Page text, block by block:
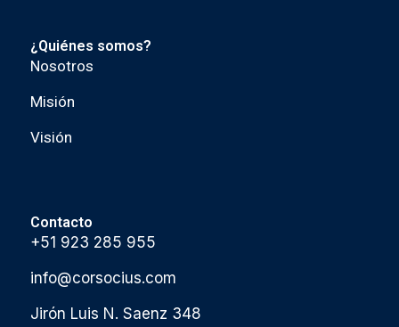
¿Quiénes somos?
Nosotros
Misión
Visión
Contacto
+51 923 285 955
info@corsocius.com
Jirón Luis N. Saenz 348